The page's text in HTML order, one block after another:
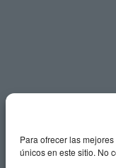
Para ofrecer las
únicos en este sitio. No